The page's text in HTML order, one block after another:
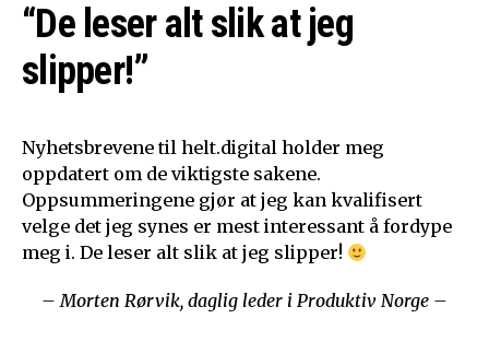
“De leser alt slik at jeg
slipper!”
Nyhetsbrevene til helt.digital holder meg
oppdatert om de viktigste sakene.
Oppsummeringene gjør at jeg kan kvalifisert
velge det jeg synes er mest interessant å fordype
meg i. De leser alt slik at jeg slipper!
– Morten Rørvik, daglig leder i Produktiv Norge –